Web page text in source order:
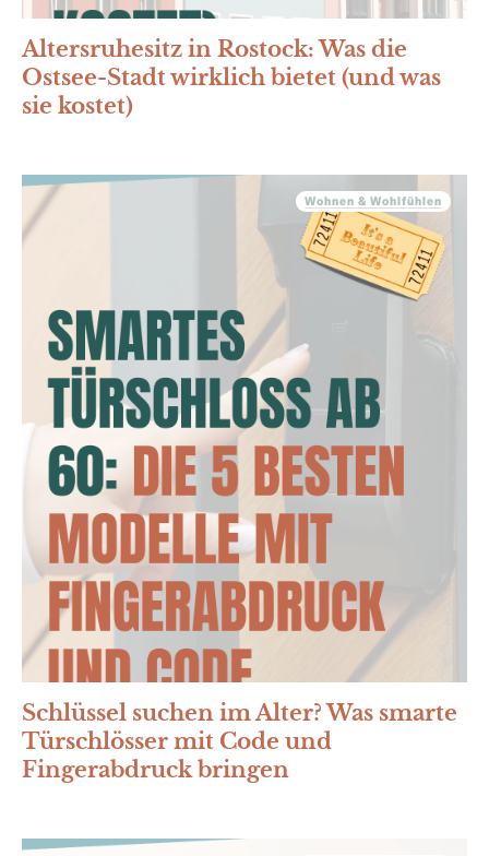
Altersruhesitz in Rostock: Was die
Ostsee-Stadt wirklich bietet (und was
sie kostet)
Wohnen & Wohlfühlen
Schlüssel suchen im Alter? Was smarte
Türschlösser mit Code und
Fingerabdruck bringen